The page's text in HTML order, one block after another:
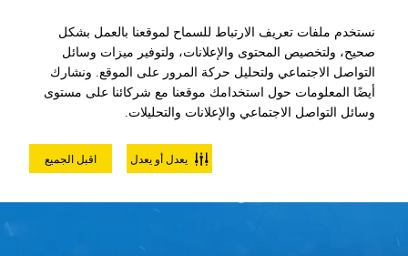
نستخدم ملفات تعريف الارتباط للسماح لموقعنا بالعمل بشكل
صحيح، ولتخصيص المحتوى والإعلانات، ولتوفير ميزات وسائل
التواصل الاجتماعي ولتحليل حركة المرور على الموقع. ونشارك
أيضًا المعلومات حول استخدامك موقعنا مع شركائنا على مستوى
وسائل التواصل الاجتماعي والإعلانات والتحليلات.
اقبل الجميع يعدل أو يعدل
مخيم التزلج للمبتدئين الأطفال